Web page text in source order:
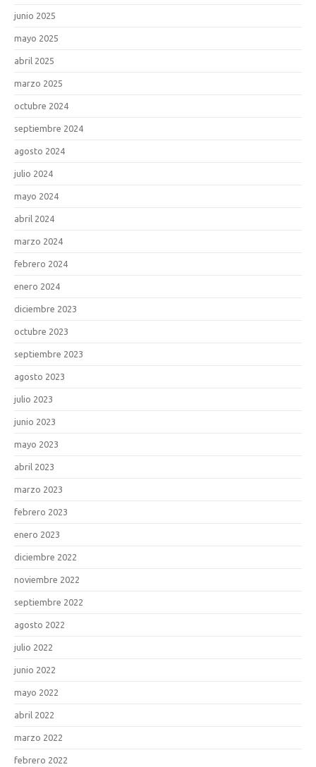
junio 2025
mayo 2025
abril 2025
marzo 2025
octubre 2024
septiembre 2024
agosto 2024
julio 2024
mayo 2024
abril 2024
marzo 2024
febrero 2024
enero 2024
diciembre 2023
octubre 2023
septiembre 2023
agosto 2023
julio 2023
junio 2023
mayo 2023
abril 2023
marzo 2023
febrero 2023
enero 2023
diciembre 2022
noviembre 2022
septiembre 2022
agosto 2022
julio 2022
junio 2022
mayo 2022
abril 2022
marzo 2022
febrero 2022